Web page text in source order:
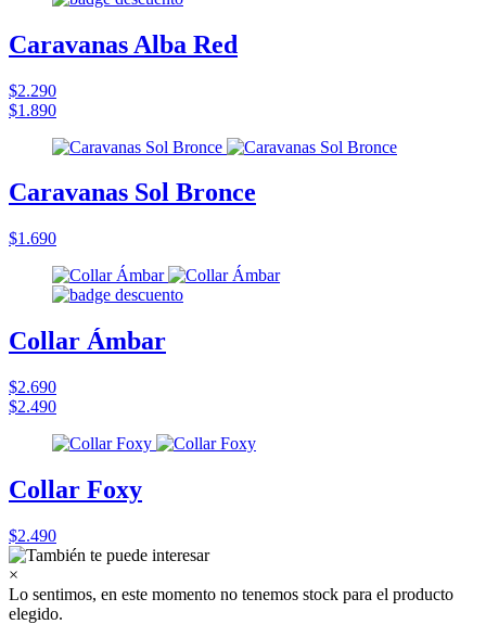
Caravanas Alba Red
$2.290
$1.890
Caravanas Sol Bronce
$1.690
Collar Ámbar
$2.690
$2.490
Collar Foxy
$2.490
×
Lo sentimos, en este momento no tenemos stock para el producto
elegido.